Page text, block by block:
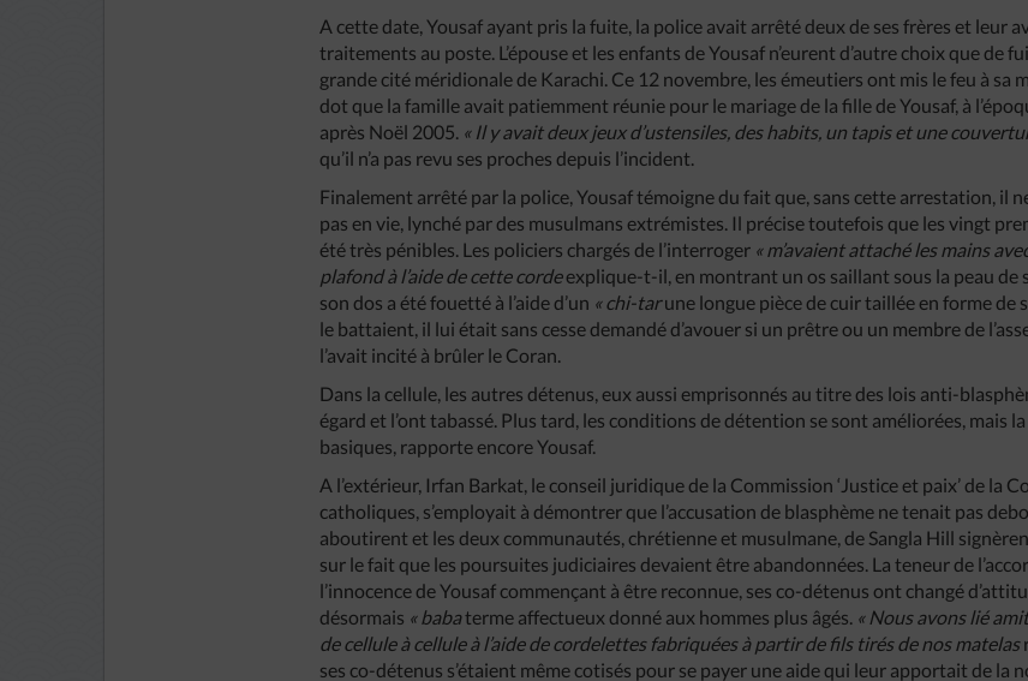
A cette date, Yousaf ayant pris la fuite, la police avait arrêté deux de ses frères et leur
traitements au poste. L’épouse et les enfants de Yousaf n’eurent d’autre choix que de
grande cité méridionale de Karachi. Ce 12 novembre, les émeutiers ont mis le feu à sa
dot que la famille avait patiemment réunie pour le mariage de la fille de Yousaf, à
après Noël 2005. « Il y avait deux jeux d’ustensiles, des habits, un tapis et une
qu’il n’a pas revu ses proches depuis l’incident.
Finalement arrêté par la police, Yousaf témoigne du fait que, sans cette arrestation, il
pas en vie, lynché par des musulmans extrémistes. Il précise toutefois que les vingt
été très pénibles. Les policiers chargés de l’interroger « m’avaient attaché les mains
plafond à l’aide de cette cordeexplique-t-il, en montrant un os saillant sous la peau de
son dos a été fouetté à l’aide d’un « chi-tarune longue pièce de cuir taillée en forme de
le battaient, il lui était sans cesse demandé d’avouer si un prêtre ou un membre de
l’avait incité à brûler le Coran.
Dans la cellule, les autres détenus, eux aussi emprisonnés au titre des lois anti-
égard et l’ont tabassé. Plus tard, les conditions de détention se sont améliorées, mais
basiques, rapporte encore Yousaf.
A l’extérieur, Irfan Barkat, le conseil juridique de la Commission ‘Justice et paix’ de la
catholiques, s’employait à démontrer que l’accusation de blasphème ne tenait pas
aboutirent et les deux communautés, chrétienne et musulmane, de Sangla Hill
sur le fait que les poursuites judiciaires devaient être abandonnées. La teneur de
l’innocence de Yousaf commençant à être reconnue, ses co-détenus ont changé
désormais « babaterme affectueux donné aux hommes plus âgés. « Nous avons lié
de cellule à cellule à l’aide de cordelettes fabriquées à partir de fils tirés de nos matelas
ses co-détenus s’étaient même cotisés pour se payer une aide qui leur apportait de la